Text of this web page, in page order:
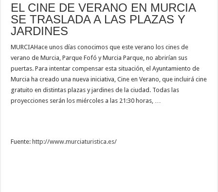
EL CINE DE VERANO EN MURCIA
SE TRASLADA A LAS PLAZAS Y
JARDINES
MURCIAHace unos días conocimos que este verano los cines de
verano de Murcia, Parque Fofó y Murcia Parque, no abrirían sus
puertas. Para intentar compensar esta situación, el Ayuntamiento de
Murcia ha creado una nueva iniciativa, Cine en Verano, que incluirá cine
gratuito en distintas plazas y jardines de la ciudad. Todas las
proyecciones serán los miércoles a las 21:30 horas, …
Fuente: http://www.murciaturistica.es/